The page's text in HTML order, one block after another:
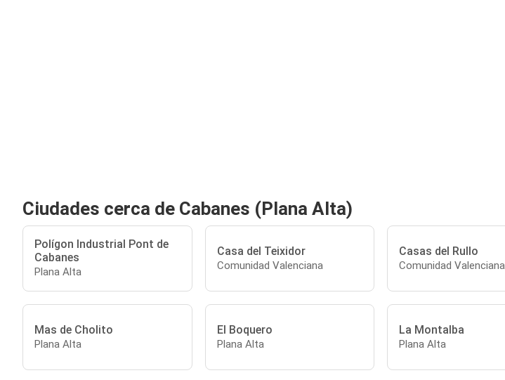
Ciudades cerca de Cabanes (Plana Alta)
Polígon Industrial Pont de
Cabanes
Plana Alta
Casa del Teixidor
Comunidad Valenciana
Casas del Rullo
Comunidad Valenciana
Mas de Cholito
Plana Alta
El Boquero
Plana Alta
La Montalba
Plana Alta